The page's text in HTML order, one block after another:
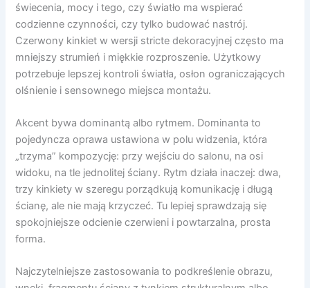
świecenia, mocy i tego, czy światło ma wspierać
codzienne czynności, czy tylko budować nastrój.
Czerwony kinkiet w wersji stricte dekoracyjnej często ma
mniejszy strumień i miękkie rozproszenie. Użytkowy
potrzebuje lepszej kontroli światła, osłon ograniczających
olśnienie i sensownego miejsca montażu.
Akcent bywa dominantą albo rytmem. Dominanta to
pojedyncza oprawa ustawiona w polu widzenia, która
„trzyma” kompozycję: przy wejściu do salonu, na osi
widoku, na tle jednolitej ściany. Rytm działa inaczej: dwa,
trzy kinkiety w szeregu porządkują komunikację i długą
ścianę, ale nie mają krzyczeć. Tu lepiej sprawdzają się
spokojniejsze odcienie czerwieni i powtarzalna, prosta
forma.
Najczytelniejsze zastosowania to podkreślenie obrazu,